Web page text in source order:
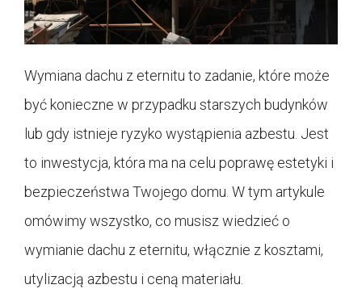
Wymiana dachu z eternitu to zadanie, które może
być konieczne w przypadku starszych budynków
lub gdy istnieje ryzyko wystąpienia azbestu. Jest
to inwestycja, która ma na celu poprawę estetyki i
bezpieczeństwa Twojego domu. W tym artykule
omówimy wszystko, co musisz wiedzieć o
wymianie dachu z eternitu, włącznie z kosztami,
utylizacją azbestu i ceną materiału.